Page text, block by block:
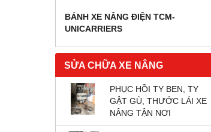
BÁNH XE NÂNG ĐIỆN TCM-
UNICARRIERS
SỬA CHỮA XE NÂNG
PHỤC HỒI TY BEN, TY
GẬT GÙ, THƯỚC LÁI XE
NÂNG TẬN NƠI